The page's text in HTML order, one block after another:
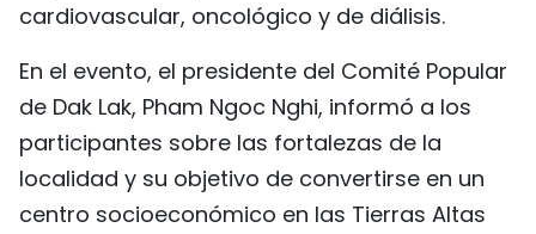
cardiovascular, oncológico y de diálisis.
En el evento, el presidente del Comité Popular
de Dak Lak, Pham Ngoc Nghi, informó a los
participantes sobre las fortalezas de la
localidad y su objetivo de convertirse en un
centro socioeconómico en las Tierras Altas